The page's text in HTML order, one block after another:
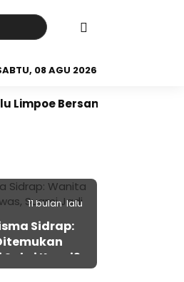
08 AGU 2026
Warga Gelar Karya
11 bulan lalu
Sidrap:
Kunci?